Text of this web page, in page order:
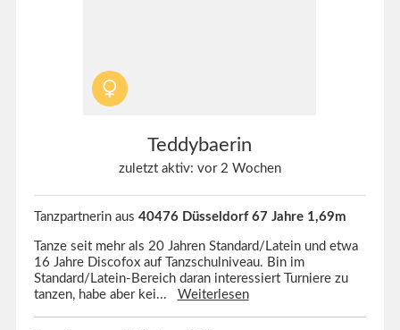
Teddybaerin
zuletzt aktiv: vor 2 Wochen
Tanzpartnerin aus 40476 Düsseldorf 67 Jahre 1,69m
Tanze seit mehr als 20 Jahren Standard/Latein und etwa
16 Jahre Discofox auf Tanzschulniveau. Bin im
Standard/Latein-Bereich daran interessiert Turniere zu
tanzen, habe aber kei... Weiterlesen